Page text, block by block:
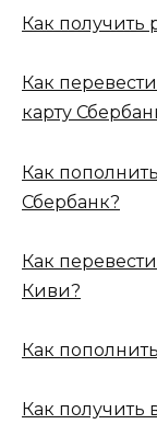
Как
Как
карту
Как
Сбербанк?
Как
Киви?
Как
Как получить